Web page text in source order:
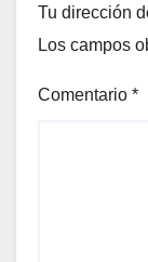
Tu dirección
Los campos
Comentario *